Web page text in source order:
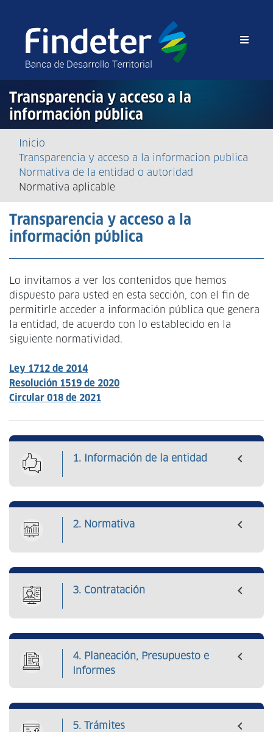
Transparencia y acceso a la
información pública
Sobrescribir
enlaces
de
ayuda
a
la
navegación
Inicio
Transparencia y acceso a la informacion publica
Normativa de la entidad o autoridad
Normativa aplicable
Transparencia y acceso a la
información pública
Lo invitamos a ver los contenidos que hemos
dispuesto para usted en esta sección, con el fin de
permitirle acceder a información pública que genera
la entidad, de acuerdo con lo establecido en la
siguiente normatividad.
Ley 1712 de 2014
Resolución 1519 de 2020
Circular 018 de 2021
1. Información de la entidad
2. Normativa
3. Contratación
4. Planeación, Presupuesto e
Informes
5. Trámites